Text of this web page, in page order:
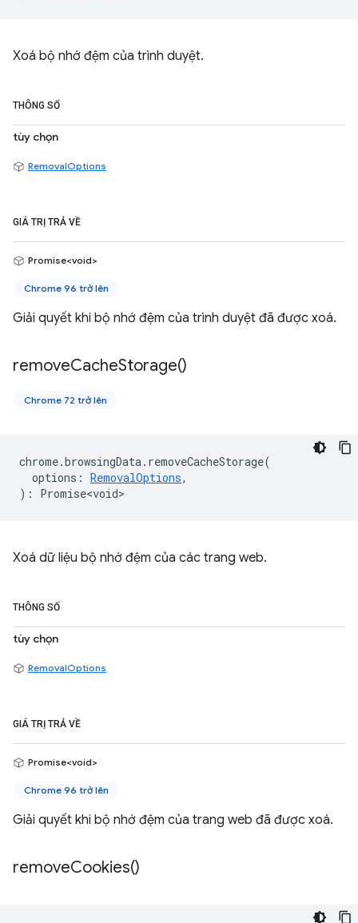
Xoá bộ nhớ đệm của trình duyệt.
THÔNG SỐ
tùy chọn
RemovalOptions
GIÁ TRỊ TRẢ VỀ
Promise<void>
Chrome 96 trở lên
Giải quyết khi bộ nhớ đệm của trình duyệt đã được xoá.
removeCacheStorage()
Chrome 72 trở lên
chrome.browsingData. removeCacheStorage(
options : RemovalOptions,
) : Promise<void>
Xoá dữ liệu bộ nhớ đệm của các trang web.
THÔNG SỐ
tùy chọn
RemovalOptions
GIÁ TRỊ TRẢ VỀ
Promise<void>
Chrome 96 trở lên
Giải quyết khi bộ nhớ đệm của trang web đã được xoá.
removeCookies()